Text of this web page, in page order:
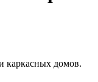
каркасных домов.